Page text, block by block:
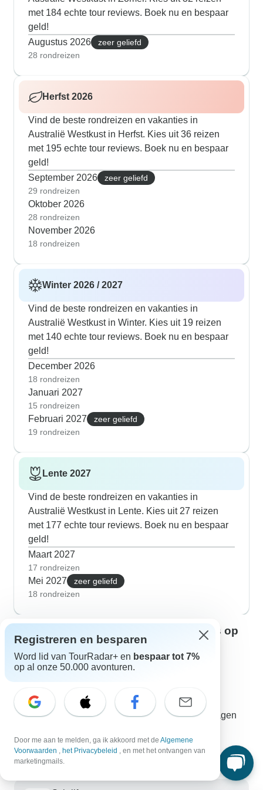
met 184 echte tour reviews. Boek nu en bespaar
geld!
Augustus 2026
zeer geliefd
28 rondreizen
Herfst 2026
Vind de beste rondreizen en vakanties in
Australië Westkust in Herfst. Kies uit 36 reizen
met 195 echte tour reviews. Boek nu en bespaar
geld!
September 2026
zeer geliefd
29 rondreizen
Oktober 2026
28 rondreizen
November 2026
18 rondreizen
Winter 2026 / 2027
Vind de beste rondreizen en vakanties in
Australië Westkust in Winter. Kies uit 19 reizen
met 140 echte tour reviews. Boek nu en bespaar
geld!
December 2026
18 rondreizen
Januari 2027
15 rondreizen
Februari 2027
zeer geliefd
19 rondreizen
Lente 2027
Vind de beste rondreizen en vakanties in
Australië Westkust in Lente. Kies uit 27 reizen
met 177 echte tour reviews. Boek nu en bespaar
geld!
Maart 2027
17 rondreizen
Mei 2027
zeer geliefd
18 rondreizen
Neem contact op met onze reisexperts op
het gebied van Australië Westkust
S Sulu
Sulu is één van onze ervaren Australië Westkust-
reisexperts. Neem contact met ons op om al je vragen
Kies uit meer dan 63 rondreizen in Australië
Westkust
197 geverifieerde reviews door klanten van
Registreren en besparen
Word lid van TourRadar+ en bespaar tot 7%
op al onze 50.000 avonturen.
Door me aan te melden, ga ik akkoord met de Algemene
Voorwaarden , het Privacybeleid , en met het ontvangen van
marketingmails.